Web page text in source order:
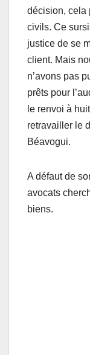
décision, cela
civils. Ce
justice de se
client. Mais
n’avons pas
prêts pour
le renvoi à
retravailler le
Béavogui.
A défaut de
avocats
biens.